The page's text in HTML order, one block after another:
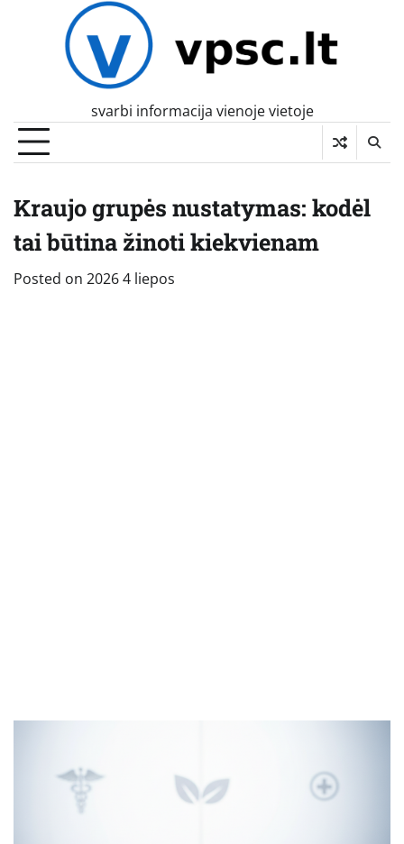
svarbi informacija vienoje vietoje
Kraujo grupės nustatymas: kodėl
tai būtina žinoti kiekvienam
Posted on 2026 4 liepos